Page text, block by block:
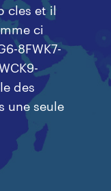
cles et il
ci
8FWK7-
des
une seule